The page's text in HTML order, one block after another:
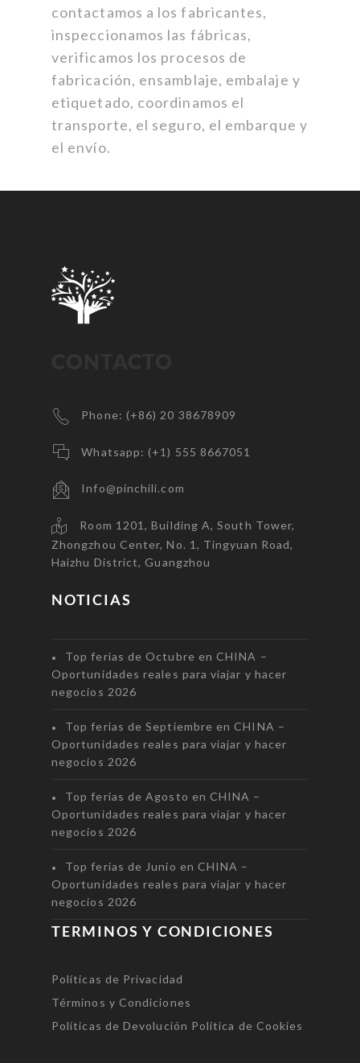
contactamos a los fabricantes,
inspeccionamos las fábricas,
verificamos los procesos de
fabricación, ensamblaje, embalaje y
etiquetado, coordinamos el
transporte, el seguro, el embarque y
el envío.
Phone: (+86) 20 38678909
Whatsapp: (+1) 555 8667051
Info@pinchili.com
Room 1201, Building A, South Tower,
Zhongzhou Center, No. 1, Tingyuan Road,
Haizhu District, Guangzhou
NOTICIAS
Top ferias de Octubre en CHINA –
Oportunidades reales para viajar y hacer
negocios 2026
Top ferias de Septiembre en CHINA –
Oportunidades reales para viajar y hacer
negocios 2026
Top ferias de Agosto en CHINA –
Oportunidades reales para viajar y hacer
negocios 2026
Top ferias de Junio en CHINA –
Oportunidades reales para viajar y hacer
negocios 2026
TERMINOS Y CONDICIONES
Políticas de Privacidad
Términos y Condiciones
Políticas de Devolución Política de Cookies